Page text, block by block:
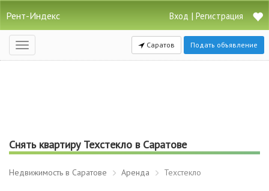
Рент-Индекс Вход | Регистрация
Открыть
навигацию
Саратов Подать объявление
Снять квартиру Техстекло в Саратове
Недвижимость в Саратове Аренда Техстекло